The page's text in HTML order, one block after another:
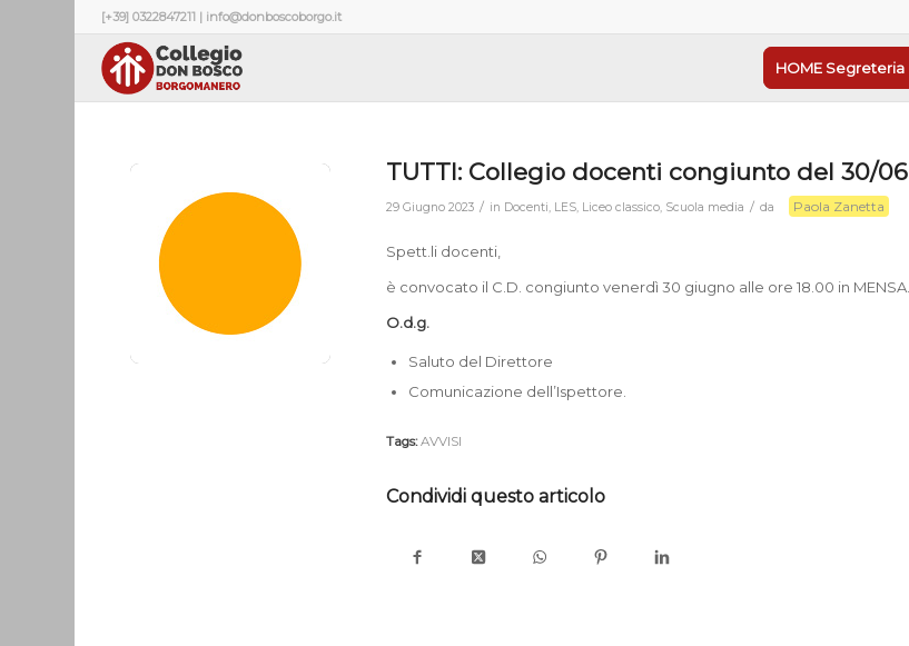
[+39] 0322847211 | info@donboscoborgo.it
HOME Segreteria
TUTTI: Collegio docenti congiunto del 30/06
29 Giugno 2023 / in Docenti, LES, Liceo classico, Scuola media / da Paola Zanetta
Spett.li docenti,
è convocato il C.D. congiunto venerdì 30 giugno alle ore 18.00 in MENSA.
O.d.g.
Saluto del Direttore
Comunicazione dell’Ispettore.
Tags: AVVISI
Condividi questo articolo